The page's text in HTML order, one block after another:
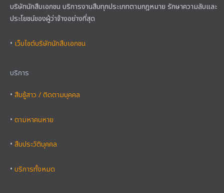
บริษัทนักสืบเอกชน บริการงานสืบทุกประเภทตามกฎหมาย รักษาความลับและ
ประโยชน์ของผู้ว่าจ้างอย่างที่สุด
• เว็บไซต์บริษัทนักสืบเอกชน
บริการ
• สืบชู้สาว / ติดตามบุคคล
• ตามหาคนหาย
• สืบประวัติบุคคล
• บริการทั้งหมด